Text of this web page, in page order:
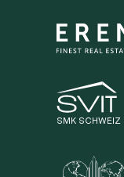
SMK SCHWEIZ